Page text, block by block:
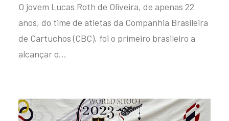
O jovem Lucas Roth de Oliveira, de apenas 22
anos, do time de atletas da Companhia Brasileira
de Cartuchos (CBC), foi o primeiro brasileiro a
alcançar o…